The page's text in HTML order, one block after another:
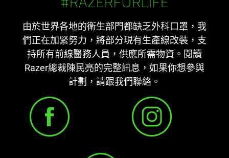
#RAZERFORLIFE
由於世界各地的衛生部門都缺乏外科口罩，我
們正在加緊努力，將部分現有生產線改裝，支
持所有前線醫務人員，供應所需物資。閱讀
Razer總裁陳民亮的完整訊息，如果你想參與
計劃，請跟我們聯絡。